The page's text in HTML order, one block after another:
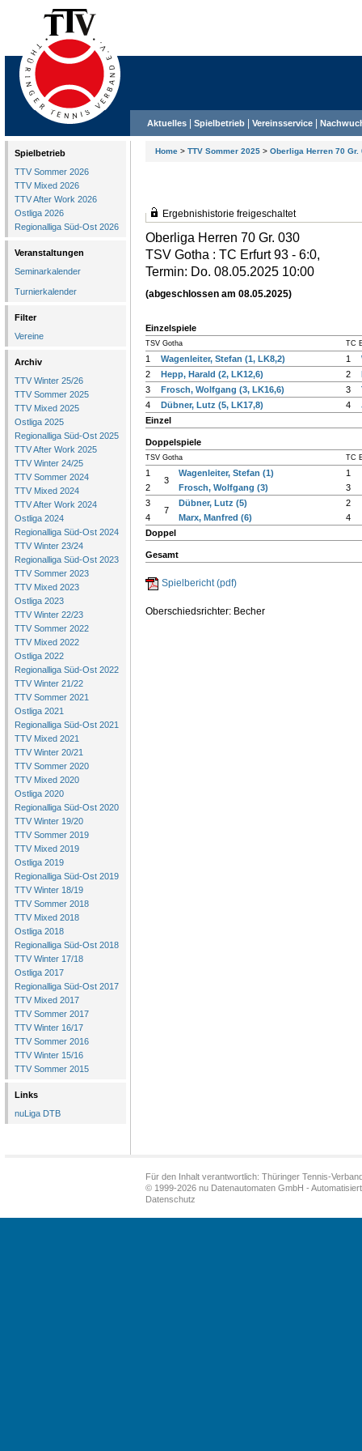
Aktuelles Spielbetrieb Vereinsservice
Home > TTV Sommer 2025 > Oberliga Herren 70 Gr.
Spielbetrieb
TTV Sommer 2026
TTV Mixed 2026
TTV After Work 2026
Ostliga 2026
Regionalliga Süd-Ost 2026
Veranstaltungen
Seminarkalender
Turnierkalender
Filter
Vereine
Archiv
TTV Winter 25/26
TTV Sommer 2025
TTV Mixed 2025
Ostliga 2025
Regionalliga Süd-Ost 2025
TTV After Work 2025
TTV Winter 24/25
TTV Sommer 2024
TTV Mixed 2024
TTV After Work 2024
Ostliga 2024
Regionalliga Süd-Ost 2024
TTV Winter 23/24
Regionalliga Süd-Ost 2023
TTV Sommer 2023
TTV Mixed 2023
Ostliga 2023
TTV Winter 22/23
TTV Sommer 2022
TTV Mixed 2022
Ostliga 2022
Regionalliga Süd-Ost 2022
TTV Winter 21/22
TTV Sommer 2021
Ostliga 2021
Regionalliga Süd-Ost 2021
TTV Mixed 2021
TTV Winter 20/21
TTV Sommer 2020
TTV Mixed 2020
Ostliga 2020
Regionalliga Süd-Ost 2020
TTV Winter 19/20
TTV Sommer 2019
TTV Mixed 2019
Ostliga 2019
Regionalliga Süd-Ost 2019
TTV Winter 18/19
TTV Sommer 2018
TTV Mixed 2018
Ostliga 2018
Regionalliga Süd-Ost 2018
TTV Winter 17/18
Ostliga 2017
Regionalliga Süd-Ost 2017
TTV Mixed 2017
TTV Sommer 2017
TTV Winter 16/17
TTV Sommer 2016
TTV Winter 15/16
TTV Sommer 2015
Links
nuLiga DTB
Ergebnishistorie freigeschaltet
Oberliga Herren 70 Gr. 030
TSV Gotha : TC Erfurt 93 - 6:0,
Termin: Do. 08.05.2025 10:00
(abgeschlossen am 08.05.2025)
Einzelspiele
TSV Gotha TC
1 Wagenleiter, Stefan (1, LK8,2) 1
2
Hepp, Harald (2, LK12,6) 2
3
Frosch, Wolfgang (3, LK16,6) 3
4
Dübner, Lutz (5, LK17,8) 4
Einzel
Doppelspiele
TSV Gotha TC
1
2
3
Wagenleiter, Stefan (1)
Frosch, Wolfgang (3)
1
3
3
4
7
Dübner, Lutz (5)
Marx, Manfred (6)
2
4
Doppel
Gesamt
Spielbericht (pdf)
Oberschiedsrichter: Becher
Für den Inhalt verantwortlich: Thüringer Tennis-
© 1999-2026 nu Datenautomaten GmbH -
Datenschutz